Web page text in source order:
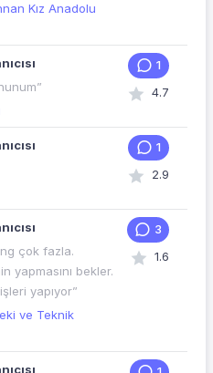
Kız Anadolu
1
4.7
1
2.9
çok fazla.
yapmasını bekler.
yapıyor”
ve Teknik
3
1.6